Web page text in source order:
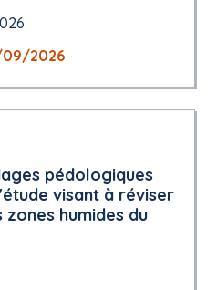
2026
pédologiques
visant à réviser
humides du